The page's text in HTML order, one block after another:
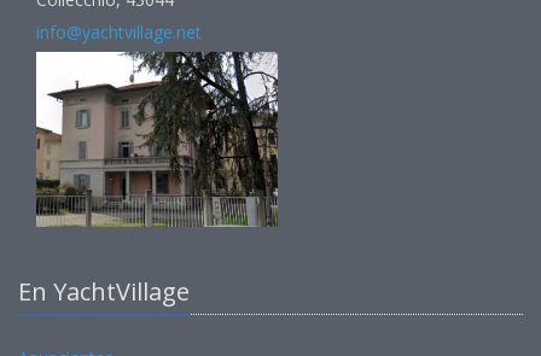
info@yachtvillage.net
En YachtVillage